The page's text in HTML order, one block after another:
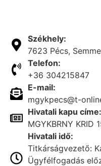
Székhely:
7623 Pécs,
Telefon:
+36 304215847
E-mail:
mgykpecs@t-
Hivatali kapu címe:
MGYKBRNY KRID
Hivatali idő:
Titkárságvezető:
Ügyfélfogadás